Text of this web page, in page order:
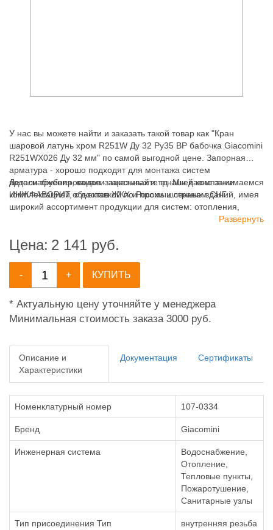
У нас вы можете найти и заказать такой товар как "Кран
шаровой латунь хром R251W Ду 32 Ру35 ВР бабочка Giacomini
R251WX026 Ду 32 мм" по самой выгодной цене. Запорная
арматура - хорошо подходят для монтажа систем
водоснабжения, канализационных и т.д. Мы давно занимаемся
комплектацией объектов ЖКХ и промышленных зданий, имея
широкий ассортимент продукции для систем: отопления,
Детали трубопроводов - заказывайте в нашей компании
ИНЖФАВОРИТ, с доставкой по России и странам СНГ.
Развернуть
Цена: 2 141 руб.
- + КУПИТЬ
* Актуальную цену уточняйте у менеджера
Минимальная стоимость заказа 3000 руб.
Описание и
Характеристики
Документация Сертификаты
Номенклатурный номер 107-0334
Бренд Giacomini
Инженерная система
Водоснабжение,
Отопление,
Тепловые пункты,
Пожаротушение,
Санитарные узлы
Тип присоединения Тип
внутренняя резьба